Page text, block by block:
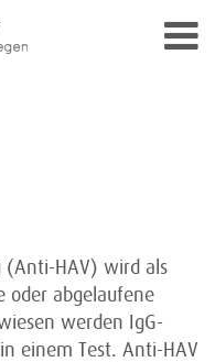
(Anti-HAV) wird als
oder abgelaufene
werden IgG-
einem Test. Anti-HAV